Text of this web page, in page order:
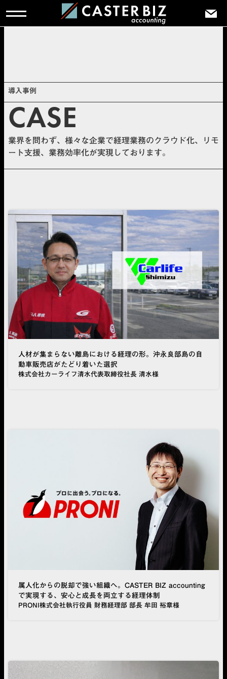
TOP>
導入事例
CASE
業界を問わず、様々な企業で経理業務のクラウド化、リモ
ート支援、業務効率化が実現しております。
人材が集まらない離島における経理の形。沖永良部島の自
動車販売店がたどり着いた選択
株式会社カーライフ清水代表取締役社長 清水様
属人化からの脱却で強い組織へ。CASTER BIZ accounting
で実現する、安心と成長を両立する経理体制
PRONI株式会社執行役員 財務経理部 部長 牟田 裕章様